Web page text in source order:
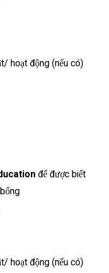
hoạt động (nếu có)
để được biết
hoạt động (nếu có)